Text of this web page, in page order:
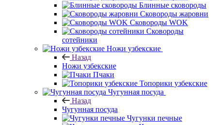
Блинные сковороды
Сковороды жаровни
Сковороды WOK
Сковороды
сотейники
Ножи узбекские
Назад
Ножи узбекские
Пчаки
Топорики узбекские
Чугунная посуда
Назад
Чугунная посуда
Чугунки печные